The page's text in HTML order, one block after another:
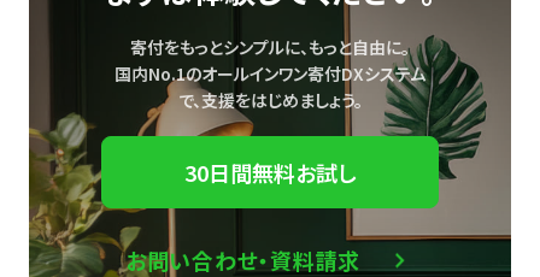
寄付をもっとシンプルに、もっと自由に。
国内No.1のオールインワン寄付DXシステム
で、支援をはじめましょう。
30日間無料お試し
お問い合わせ・資料請求